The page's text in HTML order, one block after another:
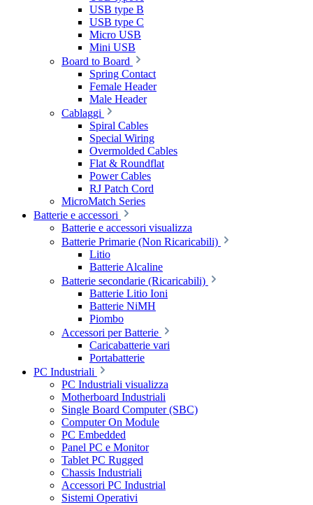
USB type B
USB type C
Micro USB
Mini USB
Board to Board
Spring Contact
Female Header
Male Header
Cablaggi
Spiral Cables
Special Wiring
Overmolded Cables
Flat & Roundflat
Power Cables
RJ Patch Cord
MicroMatch Series
Batterie e accessori
Batterie e accessori visualizza
Batterie Primarie (Non Ricaricabili)
Litio
Batterie Alcaline
Batterie secondarie (Ricaricabili)
Batterie Litio Ioni
Batterie NiMH
Piombo
Accessori per Batterie
Caricabatterie vari
Portabatterie
PC Industriali
PC Industriali visualizza
Motherboard Industriali
Single Board Computer (SBC)
Computer On Module
PC Embedded
Panel PC e Monitor
Tablet PC Rugged
Chassis Industriali
Accessori PC Industrial
Sistemi Operativi